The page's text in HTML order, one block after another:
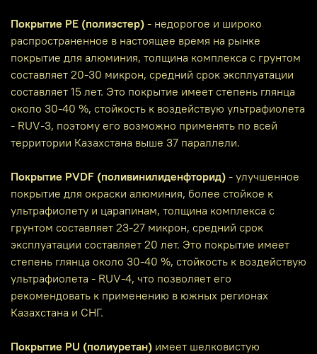
Покрытие PE (полиэстер) - недорогое и широко
распространенное в настоящее время на рынке
покрытие для алюминия, толщина комплекса с грунтом
составляет 20-30 микрон, средний срок эксплуатации
составляет 15 лет. Это покрытие имеет степень глянца
около 30-40 %, стойкость к воздействую ультрафиолета
- RUV-3, поэтому его возможно применять по всей
территории Казахстана выше 37 параллели.
Покрытие PVDF (поливинилиденфторид) - улучшенное
покрытие для окраски алюминия, более стойкое к
ультрафиолету и царапинам, толщина комплекса с
грунтом составляет 23-27 микрон, средний срок
эксплуатации составляет 20 лет. Это покрытие имеет
степень глянца около 30-40 %, стойкость к воздействую
ультрафиолета - RUV-4, что позволяет его
рекомендовать к применению в южных регионах
Казахстана и СНГ.
Покрытие PU (полиуретан) имеет шелковистую